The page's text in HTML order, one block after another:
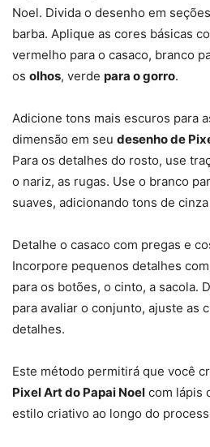
Noel. Divida o desenho em
barba. Aplique as cores básicas
vermelho para o casaco, branco
os olhos, verde para o gorro.
Adicione tons mais escuros para
dimensão em seu desenho de
Para os detalhes do rosto, use
o nariz, as rugas. Use o branco
suaves, adicionando tons de
Detalhe o casaco com pregas e
Incorpore pequenos detalhes
para os botões, o cinto, a sacola.
para avaliar o conjunto, ajuste as
detalhes.
Este método permitirá que você
Pixel Art do Papai Noel com lápis
estilo criativo ao longo do